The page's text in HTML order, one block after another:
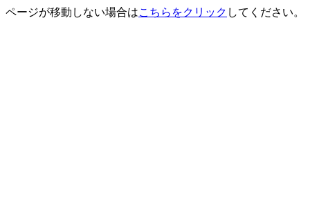
ページが移動しない場合はこちらをクリック してください。